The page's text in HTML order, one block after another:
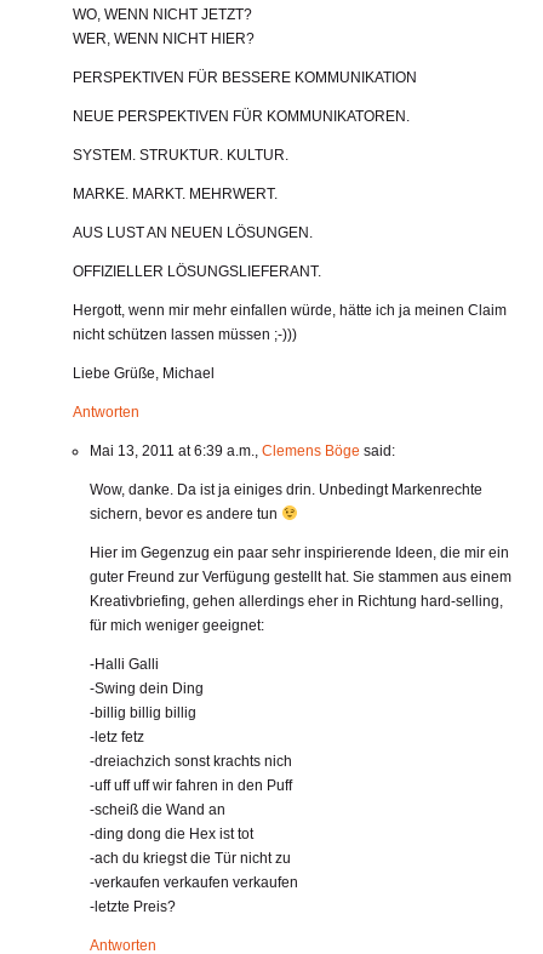
WO, WENN NICHT JETZT?
WER, WENN NICHT HIER?
PERSPEKTIVEN FÜR BESSERE KOMMUNIKATION
NEUE PERSPEKTIVEN FÜR KOMMUNIKATOREN.
SYSTEM. STRUKTUR. KULTUR.
MARKE. MARKT. MEHRWERT.
AUS LUST AN NEUEN LÖSUNGEN.
OFFIZIELLER LÖSUNGSLIEFERANT.
Hergott, wenn mir mehr einfallen würde, hätte ich ja meinen Claim
nicht schützen lassen müssen ;-)))
Liebe Grüße, Michael
Antworten
Mai 13, 2011 at 6:39 a.m., Clemens Böge said:
Wow, danke. Da ist ja einiges drin. Unbedingt Markenrechte
sichern, bevor es andere tun
Hier im Gegenzug ein paar sehr inspirierende Ideen, die mir ein
guter Freund zur Verfügung gestellt hat. Sie stammen aus einem
Kreativbriefing, gehen allerdings eher in Richtung hard-selling,
für mich weniger geeignet:
-Halli Galli
-Swing dein Ding
-billig billig billig
-letz fetz
-dreiachzich sonst krachts nich
-uff uff uff wir fahren in den Puff
-scheiß die Wand an
-ding dong die Hex ist tot
-ach du kriegst die Tür nicht zu
-verkaufen verkaufen verkaufen
-letzte Preis?
Antworten